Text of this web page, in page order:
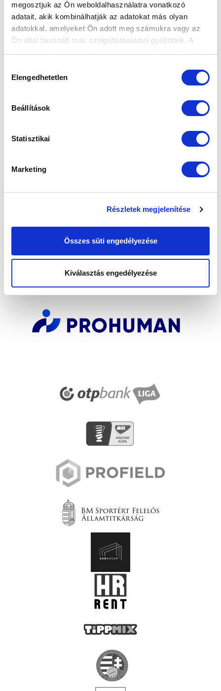
megosztjuk az Ön weboldalhasználatra vonatkozó
adatait, akik kombinálhatják az adatokat más olyan
adatokkal, amelyeket Ön adott meg számukra vagy az
Ön által használt más szolgáltatásokból gyűjtöttek. A
kiválasztása
Elengedhetetlen
Beállítások
Statisztikai
Marketing
Részletek megjelenítése
Összes süti engedélyezése
Kiválasztás engedélyezése
2026-08-09 17:30
SÁNDOR KÁROLY LABDARÚGÓ AKADÉMIA
MTK BUDAPEST II
VS
MTK BUDAPEST HÍRLEVÉL
Adatvédelmi tájékoztatót!
FELIRATKOZOM
SZPONZOROK